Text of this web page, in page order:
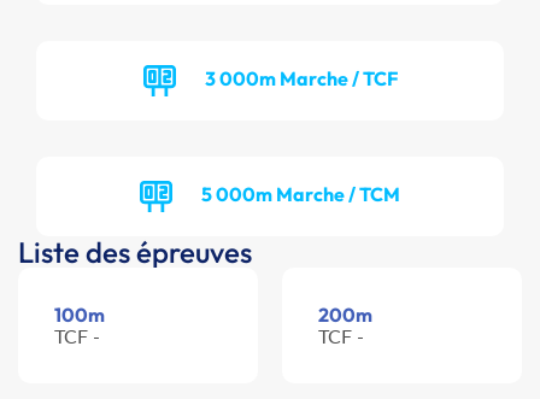
3 000m Marche / TCF
5 000m Marche / TCM
Liste des épreuves
100m
TCF -
200m
TCF -